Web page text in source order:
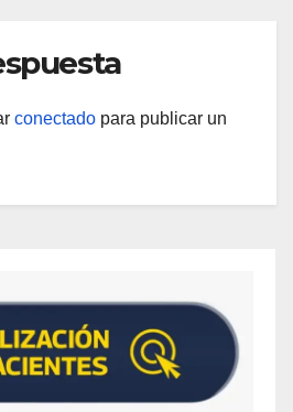
conectado para publicar un